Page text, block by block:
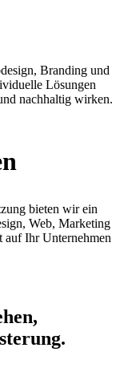
Branding und
Lösungen
nachhaltig wirken.
bieten wir ein
Web, Marketing
auf Ihr Unternehmen